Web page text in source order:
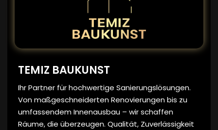
TEMIZ BAUKUNST
Ihr Partner für hochwertige Sanierungslösungen.
Von maßgeschneiderten Renovierungen bis zu
umfassendem Innenausbau – wir schaffen
Räume, die überzeugen. Qualität, Zuverlässigkeit